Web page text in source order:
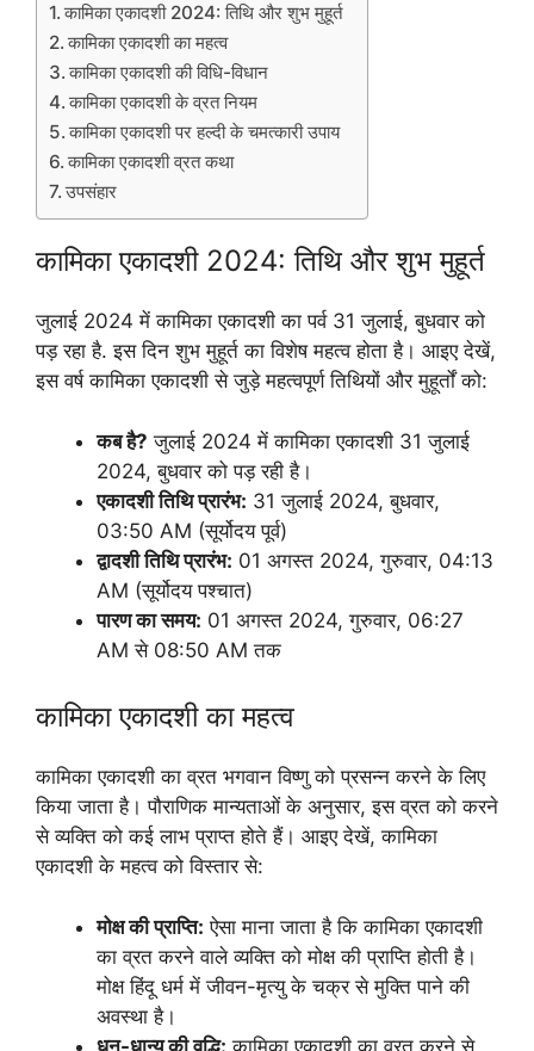
कामिका एकादशी 2024: तिथि और शुभ मुहूर्त
कामिका एकादशी का महत्व
कामिका एकादशी की विधि-विधान
कामिका एकादशी के व्रत नियम
कामिका एकादशी पर हल्दी के चमत्कारी उपाय
कामिका एकादशी व्रत कथा
उपसंहार
कामिका एकादशी 2024: तिथि और शुभ मुहूर्त
जुलाई 2024 में कामिका एकादशी का पर्व 31 जुलाई, बुधवार को
पड़ रहा है. इस दिन शुभ मुहूर्त का विशेष महत्व होता है। आइए देखें,
इस वर्ष कामिका एकादशी से जुड़े महत्वपूर्ण तिथियों और मुहूर्तों को:
कब है? जुलाई 2024 में कामिका एकादशी 31 जुलाई
2024, बुधवार को पड़ रही है।
एकादशी तिथि प्रारंभ: 31 जुलाई 2024, बुधवार,
03:50 AM (सूर्योदय पूर्व)
द्वादशी तिथि प्रारंभ: 01 अगस्त 2024, गुरुवार, 04:13
AM (सूर्योदय पश्चात)
पारण का समय: 01 अगस्त 2024, गुरुवार, 06:27
AM से 08:50 AM तक
कामिका एकादशी का महत्व
कामिका एकादशी का व्रत भगवान विष्णु को प्रसन्न करने के लिए
किया जाता है। पौराणिक मान्यताओं के अनुसार, इस व्रत को करने
से व्यक्ति को कई लाभ प्राप्त होते हैं। आइए देखें, कामिका
एकादशी के महत्व को विस्तार से:
मोक्ष की प्राप्ति: ऐसा माना जाता है कि कामिका एकादशी
का व्रत करने वाले व्यक्ति को मोक्ष की प्राप्ति होती है।
मोक्ष हिंदू धर्म में जीवन-मृत्यु के चक्र से मुक्ति पाने की
अवस्था है।
धन-धान्य की वृद्धि: कामिका एकादशी का व्रत करने से